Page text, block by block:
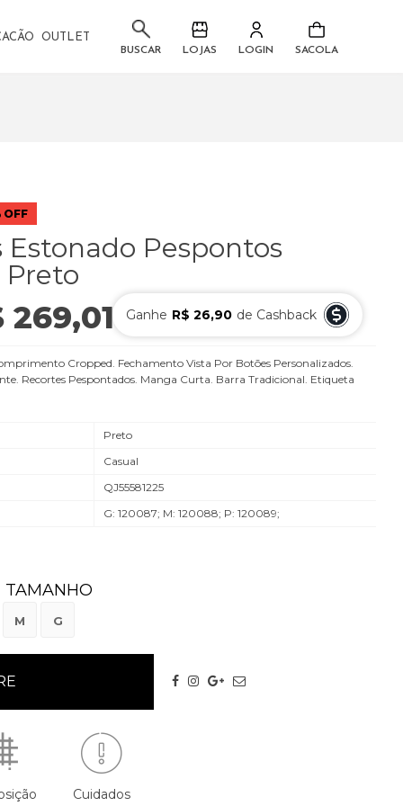
BUSCAR LOJAS LOGIN SACOLA
OUTLET
OFF
Estonado Pespontos
269,01 ou6x deR$ 44,83
Ganhe R$ 26,90 de Cashback
Cropped. Fechamento Vista Por Botões Personalizados.
Recortes Pespontados. Manga Curta. Barra Tradicional. Etiqueta
Preto
Casual
QJ55581225
G: 120087; M: 120088; P: 120089;
TAMANHO
M G
Cuidados